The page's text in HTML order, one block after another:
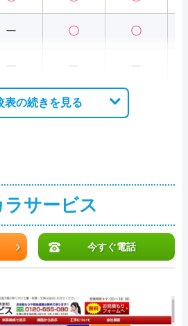
ー 〇 〇
表の続きを見る
ラサービス
今すぐ電話